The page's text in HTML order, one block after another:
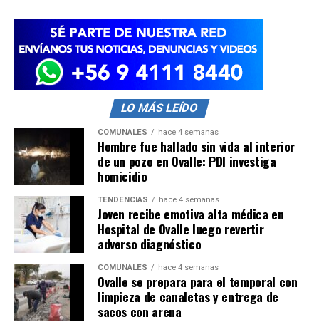
LO MÁS LEÍDO
COMUNALES hace 4 semanas
Hombre fue hallado sin vida al interior
de un pozo en Ovalle: PDI investiga
homicidio
TENDENCIAS hace 4 semanas
Joven recibe emotiva alta médica en
Hospital de Ovalle luego revertir
adverso diagnóstico
COMUNALES hace 4 semanas
Ovalle se prepara para el temporal con
limpieza de canaletas y entrega de
sacos con arena